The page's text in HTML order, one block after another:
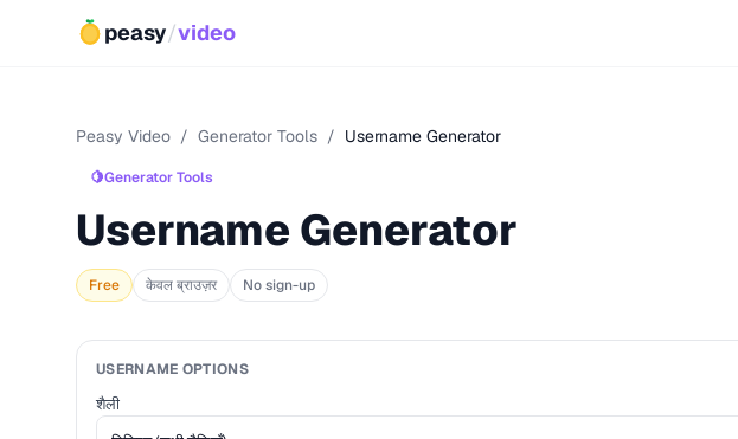
peasy/video
Peasy Video / Generator Tools / Username Generator
🍋Generator Tools
Username Generator
Free केवल ब्राउज़र No sign-up
USERNAME OPTIONS
शैली